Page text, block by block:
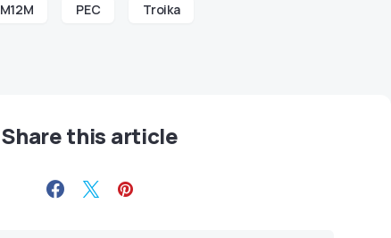
M12M PEC Troika
Share this article